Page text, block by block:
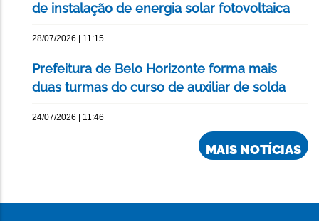
de instalação de energia solar fotovoltaica
28/07/2026 | 11:15
Prefeitura de Belo Horizonte forma mais
duas turmas do curso de auxiliar de solda
24/07/2026 | 11:46
MAIS NOTÍCIAS